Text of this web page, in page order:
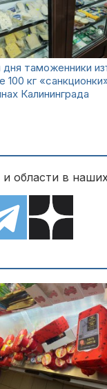
дня таможенники
100 кг
Калининграда
области в